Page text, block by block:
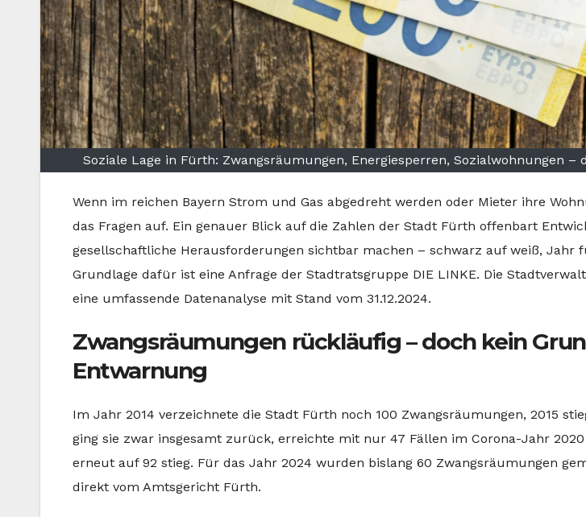
Soziale Lage in Fürth: Zwangsräumungen, Energiesperren, Sozialwohnungen –
Wenn im reichen Bayern Strom und Gas abgedreht werden oder Mieter ihre
das Fragen auf. Ein genauer Blick auf die Zahlen der Stadt Fürth offenbart
gesellschaftliche Herausforderungen sichtbar machen – schwarz auf weiß, Jahr
Grundlage dafür ist eine Anfrage der Stadtratsgruppe DIE LINKE. Die
eine umfassende Datenanalyse mit Stand vom 31.12.2024.
Zwangsräumungen rückläufig – doch kein
Entwarnung
Im Jahr 2014 verzeichnete die Stadt Fürth noch 100 Zwangsräumungen, 2015
ging sie zwar insgesamt zurück, erreichte mit nur 47 Fällen im Corona-Jahr 2020
erneut auf 92 stieg. Für das Jahr 2024 wurden bislang 60 Zwangsräumungen
direkt vom Amtsgericht Fürth.